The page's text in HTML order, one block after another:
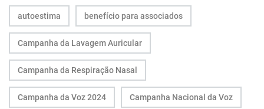
autoestima benefício para associados
Campanha da Lavagem Auricular
Campanha da Respiração Nasal
Campanha da Voz 2024 Campanha Nacional da Voz